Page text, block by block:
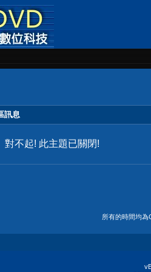
訊息
對不起! 此主題已關閉!
所有的時間均為